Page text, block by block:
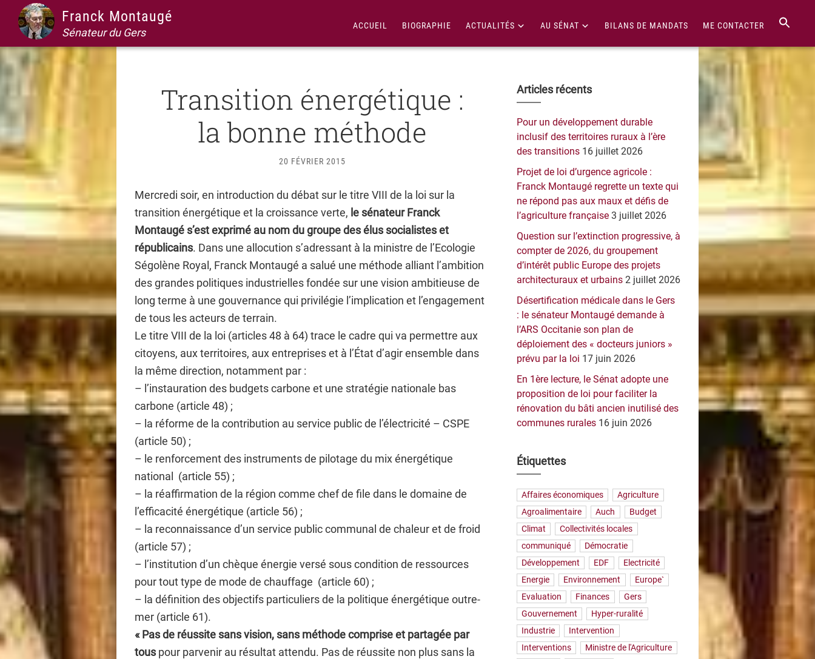
Passer
la
navigation
principale
Passer
contenu
principal
Passer
la
barre
latérale
principale
Passer
pied
de
page
Franck Montaugé
Sénateur du Gers
ACCUEIL BIOGRAPHIE ACTUALITÉS AU SÉNAT BILANS DE MANDATS ME CONTACTER
Transition énergétique :
la bonne méthode
20 FÉVRIER 2015
Mercredi soir, en introduction du débat sur le titre VIII de la loi sur la
transition énergétique et la croissance verte, le sénateur Franck
Montaugé s’est exprimé au nom du groupe des élus socialistes et
républicains. Dans une allocution s’adressant à la ministre de l’Ecologie
Ségolène Royal, Franck Montaugé a salué une méthode alliant l’ambition
des grandes politiques industrielles fondée sur une vision ambitieuse de
long terme à une gouvernance qui privilégie l’implication et l’engagement
de tous les acteurs de terrain.
Le titre VIII de la loi (articles 48 à 64) trace le cadre qui va permettre aux
citoyens, aux territoires, aux entreprises et à l’État d’agir ensemble dans
la même direction, notamment par :
– l’instauration des budgets carbone et une stratégie nationale bas
carbone (article 48) ;
– la réforme de la contribution au service public de l’électricité – CSPE
(article 50) ;
– le renforcement des instruments de pilotage du mix énergétique
national (article 55) ;
– la réaffirmation de la région comme chef de file dans le domaine de
l’efficacité énergétique (article 56) ;
– la reconnaissance d’un service public communal de chaleur et de froid
(article 57) ;
– l’institution d’un chèque énergie versé sous condition de ressources
pour tout type de mode de chauffage (article 60) ;
– la définition des objectifs particuliers de la politique énergétique outre-
mer (article 61).
« Pas de réussite sans vision, sans méthode comprise et partagée par
tous pour parvenir au résultat attendu. Pas de réussite non plus sans la
Barre
latérale
principale
Articles récents
Pour un développement durable
inclusif des territoires ruraux à l’ère
des transitions 16 juillet 2026
Projet de loi d’urgence agricole :
Franck Montaugé regrette un texte qui
ne répond pas aux maux et défis de
l’agriculture française 3 juillet 2026
Question sur l’extinction progressive, à
compter de 2026, du groupement
d’intérêt public Europe des projets
architecturaux et urbains 2 juillet 2026
Désertification médicale dans le Gers
: le sénateur Montaugé demande à
l’ARS Occitanie son plan de
déploiement des « docteurs juniors »
prévu par la loi 17 juin 2026
En 1ère lecture, le Sénat adopte une
proposition de loi pour faciliter la
rénovation du bâti ancien inutilisé des
communes rurales 16 juin 2026
Étiquettes
Affaires économiques
Agriculture
Agroalimentaire
Auch
Budget
Climat
Collectivités locales
communiqué
Démocratie
Développement
EDF
Electricité
Energie
Environnement
Europe`
Evaluation
Finances
Gers
Gouvernement
Hyper-ruralité
Industrie
Intervention
Interventions
Ministre de l'Agriculture